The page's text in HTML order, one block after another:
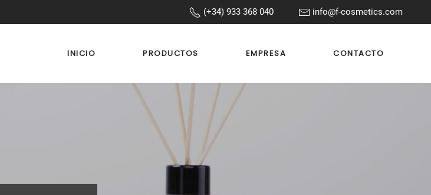
(+34) 933 368 040 info@f-cosmetics.com
INICIO PRODUCTOS EMPRESA CONTACTO